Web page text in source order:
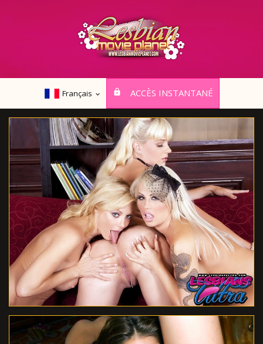
Français ACCÈS INSTANTANÉ